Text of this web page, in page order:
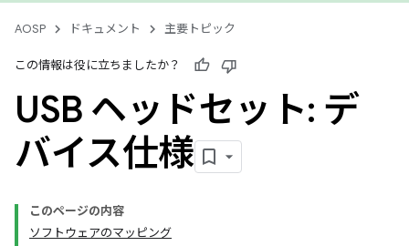
AOSP ドキュメント 主要トピック
この情報は役に立ちましたか？
USB ヘッドセット: デ
バイス仕様
このページの内容
ソフトウェアのマッピング